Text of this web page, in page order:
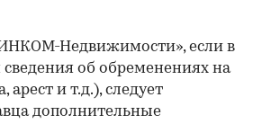
Недвижимости», если в
об обременениях на
арест и т.д.), следует
дополнительные